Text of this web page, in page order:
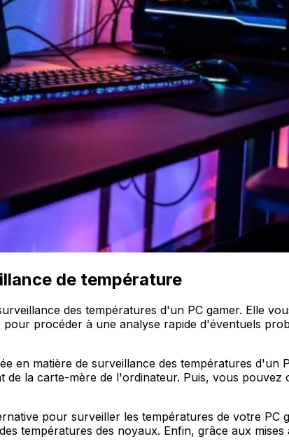
de température
des températures d'un PC gamer. Elle
procéder à une analyse rapide d'éventuels
en matière de surveillance des températures d'un
la carte-mère de l'ordinateur. Puis, vous
pour surveiller les températures de votre
températures des noyaux. Enfin, grâce aux